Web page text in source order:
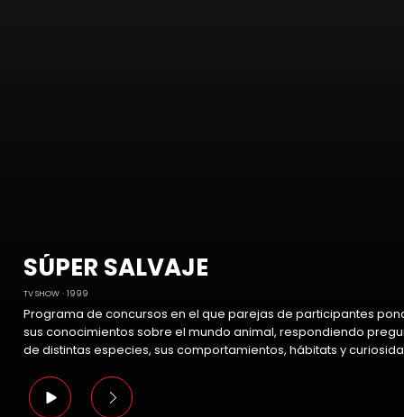
SÚPER SALVAJE
TV SHOW 1999
Programa de concursos en el que parejas de participantes
sus conocimientos sobre el mundo animal, respondiendo
de distintas especies, sus comportamientos, hábitats y